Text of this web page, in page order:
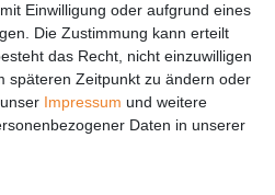
Einwilligung oder aufgrund eines
Die Zustimmung kann erteilt
das Recht, nicht einzuwilligen
späteren Zeitpunkt zu ändern oder
Impressum und weitere
Daten in unserer